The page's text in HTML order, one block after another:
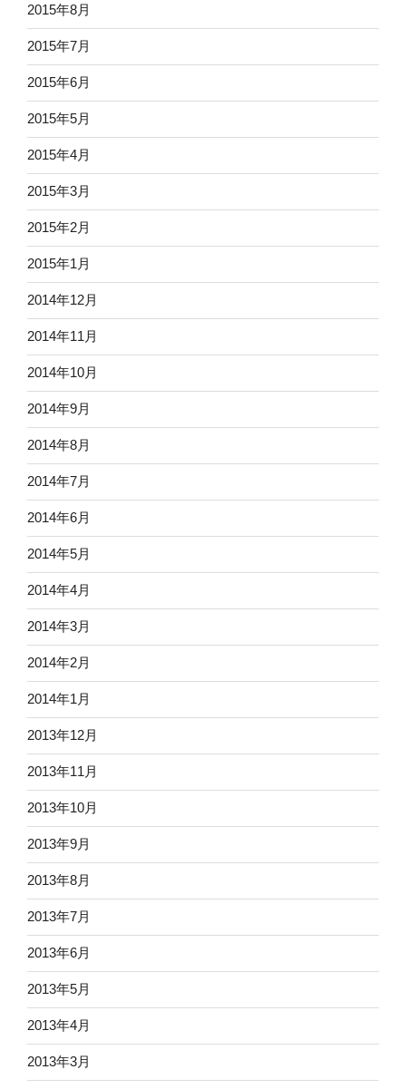
2015年8月
2015年7月
2015年6月
2015年5月
2015年4月
2015年3月
2015年2月
2015年1月
2014年12月
2014年11月
2014年10月
2014年9月
2014年8月
2014年7月
2014年6月
2014年5月
2014年4月
2014年3月
2014年2月
2014年1月
2013年12月
2013年11月
2013年10月
2013年9月
2013年8月
2013年7月
2013年6月
2013年5月
2013年4月
2013年3月